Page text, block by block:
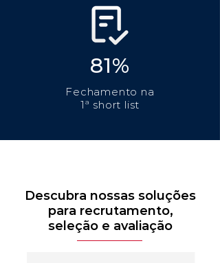
81%
Fechamento na
1ª short list
Descubra nossas soluções
para recrutamento,
seleção e avaliação